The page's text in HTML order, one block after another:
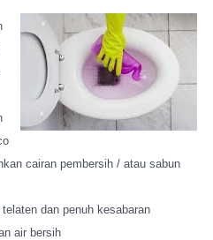
cairan pembersih / atau sabun
dan penuh kesabaran
air bersih